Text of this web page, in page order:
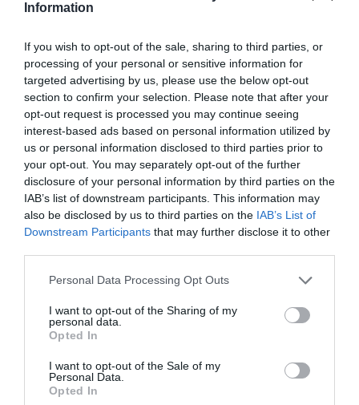
Information
If you wish to opt-out of the sale, sharing to third parties, or
processing of your personal or sensitive information for
targeted advertising by us, please use the below opt-out
section to confirm your selection. Please note that after your
opt-out request is processed you may continue seeing
interest-based ads based on personal information utilized by
us or personal information disclosed to third parties prior to
your opt-out. You may separately opt-out of the further
disclosure of your personal information by third parties on the
IAB’s list of downstream participants. This information may
also be disclosed by us to third parties on the IAB’s List of
Downstream Participants that may further disclose it to other
Personal Data Processing Opt Outs
I want to opt-out of the Sharing of my
personal data.
Opted In
I want to opt-out of the Sale of my
Personal Data.
Opted In
FacebookTwitterPinterestLinkedInEmail Print
COMMENTAIRE(S)
Vaxa commenté :
17 février 2021 - 13 h 58
min
Est-ce que ces exportations de vaccins ralentissent la
disponibilité de vaccins en France? Ou s’agit-il de doses qui
ont été financées par les pays importateurs pour une
Si les exportations de vaccins sont pris sur notre production,
savez-vous combien de temps est-ce que la France perd par
Enfin, quelles sont les contreparties demandées contre ces
exportations (et pour être cynique, contre les morts que nous